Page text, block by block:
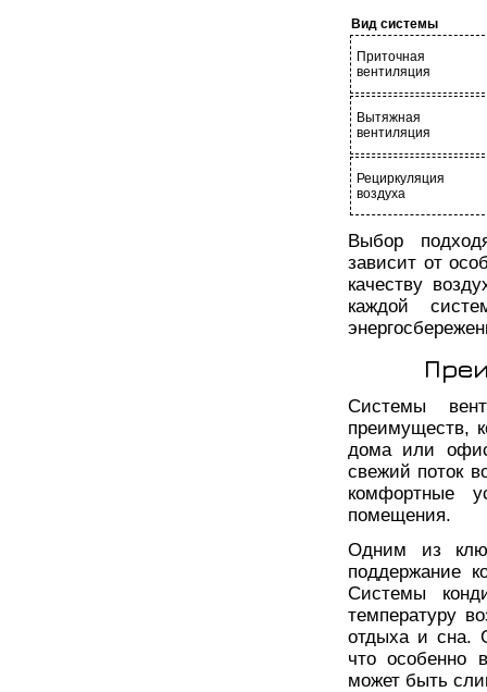
Вид системы
Приточная
вентиляция
Вытяжная
вентиляция
Рециркуляция
воздуха
Выбор
зависит от
качеству
каждой
Системы
преимуществ,
дома или
свежий поток
комфортные
помещения.
Одним из
поддержание
Системы
температуру
отдыха и сна.
что особенно
может быть